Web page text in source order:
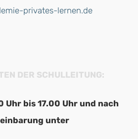
privates-lernen.de
DER SCHULLEITUNG:
Uhr bis 17.00 Uhr und nach
unter